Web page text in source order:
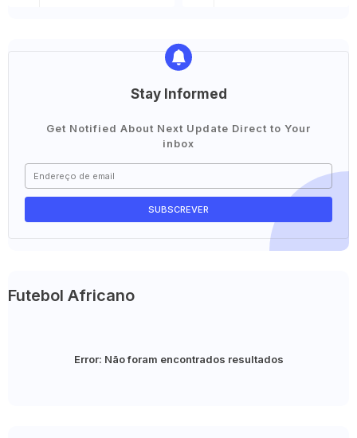
Stay Informed
Get Notified About Next Update Direct to Your
inbox
Futebol Africano
Error: Não foram encontrados resultados